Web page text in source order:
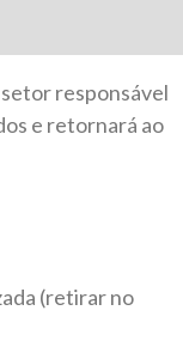
responsável
e retornará ao
(retirar no